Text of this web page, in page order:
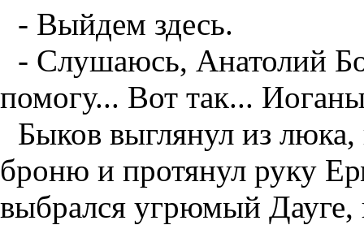
- Выйдем здесь.
- Слушаюсь, Анатолий
помогу... Вот так...
Быков выглянул из
броню и протянул руку
выбрался угрюмый Дауге,